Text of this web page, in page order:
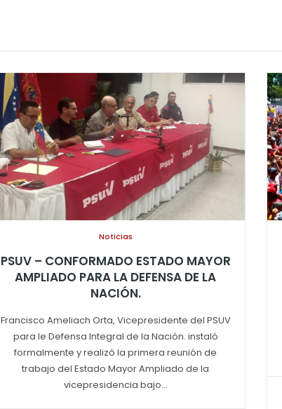
Noticias
PSUV – CONFORMADO ESTADO MAYOR
AMPLIADO PARA LA DEFENSA DE LA
NACIÓN.
Francisco Ameliach Orta, Vicepresidente del PSUV
para le Defensa Integral de la Nación. instaló
formalmente y realizó la primera reunión de
trabajo del Estado Mayor Ampliado de la
vicepresidencia bajo...